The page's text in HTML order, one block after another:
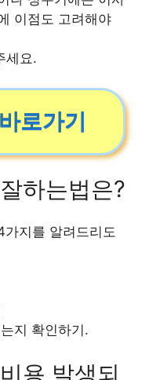
이점도 고려해야
세요.
로가기
하는법은?
지를 알려드리도
지 확인하기.
용 발생되